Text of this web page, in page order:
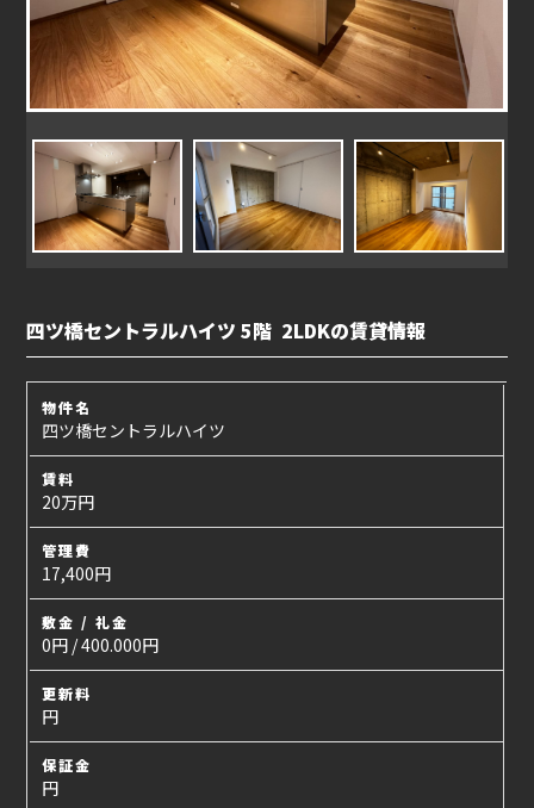
四ツ橋セントラルハイツ 5階 2LDKの賃貸情報
物件名
四ツ橋セントラルハイツ
賃料
20万円
管理費
17,400円
敷金 / 礼金
0円 / 400.000円
更新料
円
保証金
円